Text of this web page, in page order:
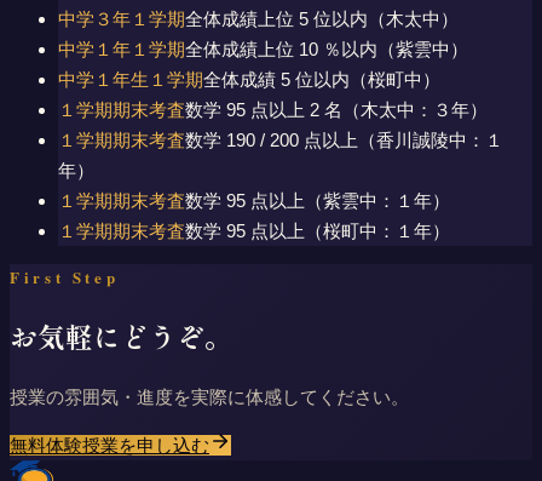
中学３年１学期全体成績上位 5 位以内（木太中）
中学１年１学期全体成績上位 10 ％以内（紫雲中）
中学１年生１学期全体成績 5 位以内（桜町中）
１学期期末考査数学 95 点以上 2 名（木太中：３年）
１学期期末考査数学 190 / 200 点以上（香川誠陵中：１
年）
１学期期末考査数学 95 点以上（紫雲中：１年）
１学期期末考査数学 95 点以上（桜町中：１年）
First Step
お気軽にどうぞ。
授業の雰囲気・進度を実際に体感してください。
無料体験授業を申し込む